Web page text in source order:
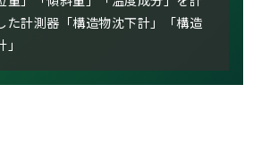
た計測器「構造物沈下計」「構造